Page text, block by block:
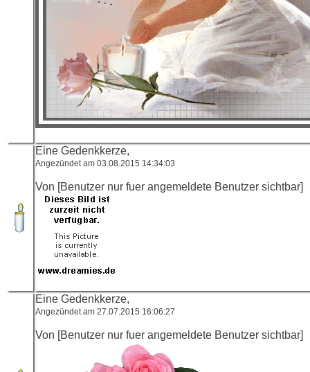
Eine Gedenkkerze,
Angezündet am 03.08.2015 14:34:03
Von [Benutzer nur fuer angemeldete Benutzer sichtbar]
Eine Gedenkkerze,
Angezündet am 27.07.2015 16:06:27
Von [Benutzer nur fuer angemeldete Benutzer sichtbar]